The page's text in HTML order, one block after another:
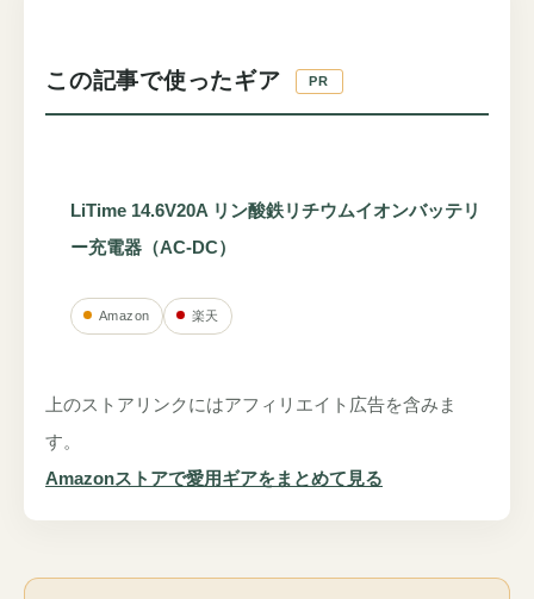
この記事で使ったギア PR
LiTime 14.6V20A リン酸鉄リチウムイオンバッテリ
ー充電器（AC-DC）
Amazon 楽天
上のストアリンクにはアフィリエイト広告を含みま
す。
Amazonストアで愛用ギアをまとめて見る